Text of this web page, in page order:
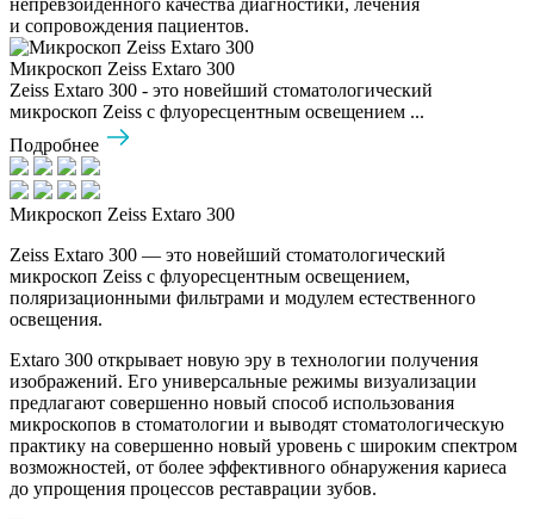
и сопровождения пациентов.
Микроскоп Zeiss Extaro 300
Zeiss Extaro 300 - это новейший стоматологический
микроскоп Zeiss с флуоресцентным освещением ...
Подробнее
Микроскоп Zeiss Extaro 300
Zeiss Extaro 300 — это новейший стоматологический
микроскоп Zeiss с флуоресцентным освещением,
поляризационными фильтрами и модулем естественного
освещения.
Extaro 300 открывает новую эру в технологии получения
изображений. Его универсальные режимы визуализации
предлагают совершенно новый способ использования
микроскопов в стоматологии и выводят стоматологическую
практику на совершенно новый уровень с широким спектром
возможностей, от более эффективного обнаружения кариеса
до упрощения процессов реставрации зубов.